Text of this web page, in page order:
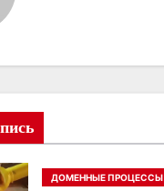
ДОМЕННЫЕ ПРОЦЕССЫ